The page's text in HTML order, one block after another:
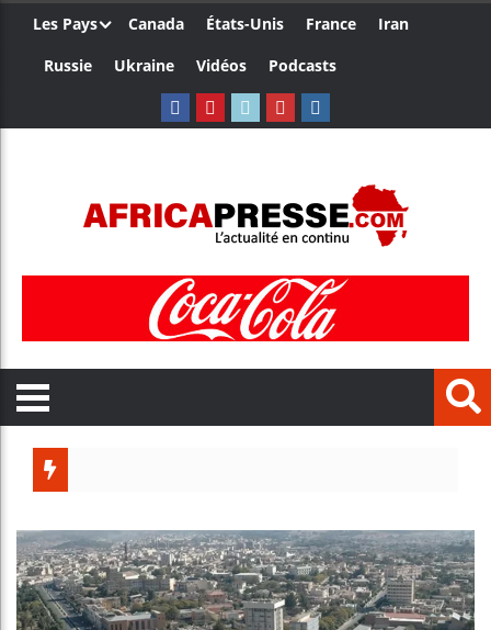
Les Pays Canada États-Unis France
Iran
Russie
Ukraine Vidéos Podcasts
Guinée